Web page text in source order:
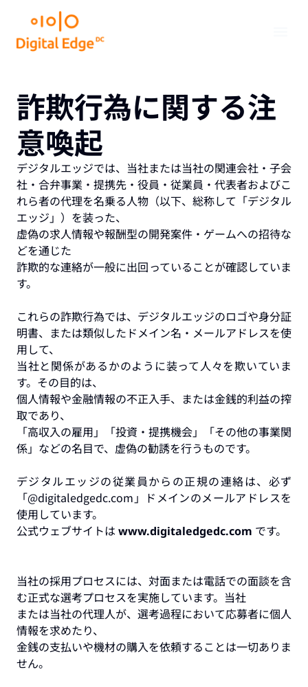
詐欺行為に関する注
意喚起
デジタルエッジでは、当社または当社の関連会社・子会
社・合弁事業・提携先・役員・従業員・代表者およびこ
れら者の代理を名乗る人物（以下、総称して「デジタル
エッジ」）を装った、
虚偽の求人情報や報酬型の開発案件・ゲームへの招待な
どを通じた
詐欺的な連絡が一般に出回っていることが確認していま
す。
これらの詐欺行為では、デジタルエッジのロゴや身分証
明書、または類似したドメイン名・メールアドレスを使
用して、
当社と関係があるかのように装って人々を欺いていま
す。その目的は、
個人情報や金融情報の不正入手、または金銭的利益の搾
取であり、
「高収入の雇用」「投資・提携機会」「その他の事業関
係」などの名目で、虚偽の勧誘を行うものです。
デジタルエッジの従業員からの正規の連絡は、必ず
「@digitaledgedc.com」ドメインのメールアドレスを
使用しています。
公式ウェブサイトは www.digitaledgedc.com です。
当社の採用プロセスには、対面または電話での面談を含
む正式な選考プロセスを実施しています。当社
または当社の代理人が、選考過程において応募者に個人
情報を求めたり、
金銭の支払いや機材の購入を依頼することは一切ありま
せん。